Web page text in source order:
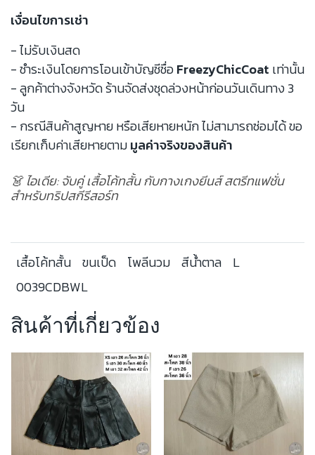
เงื่อนไขการเช่า
- ไม่รับเงินสด
- ชำระเงินโดยการโอนเข้าบัญชีชื่อFreezyChicCoat เท่านั้น
- ลูกค้าต่างจังหวัด ร้านจัดส่งชุดล่วงหน้าก่อนวันเดินทาง 3
วัน
- กรณีสินค้าสูญหาย หรือเสียหายหนัก ไม่สามารถซ่อมได้ ขอ
เรียกเก็บค่าเสียหายตามมูลค่าจริงของสินค้า
👗 ไอเดีย: จับคู่ เสื้อโค้ทสั้น กับกางเกงยีนส์ สตรีทแฟชั่น
สำหรับทริปสกีรีสอร์ท
เสื้อโค้ทสั้น ขนเป็ด โพลีนวม สีน้ำตาล
L
0039CDBWL
สินค้าที่เกี่ยวข้อง